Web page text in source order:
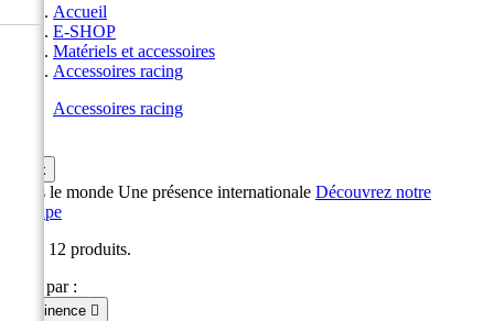
Accueil
E-SHOP
Matériels et accessoires
Accessoires racing
Accessoires racing
ok
Dans le monde Une présence internationale Découvrez notre
Groupe
Il y a 12 produits.
Trier par :
Pertinence 